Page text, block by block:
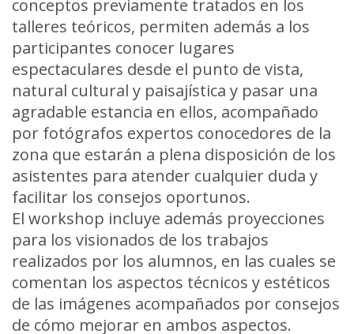
conceptos previamente tratados en los
talleres teóricos, permiten además a los
participantes conocer lugares
espectaculares desde el punto de vista,
natural cultural y paisajística y pasar una
agradable estancia en ellos, acompañado
por fotógrafos expertos conocedores de la
zona que estarán a plena disposición de los
asistentes para atender cualquier duda y
facilitar los consejos oportunos.
El workshop incluye además proyecciones
para los visionados de los trabajos
realizados por los alumnos, en las cuales se
comentan los aspectos técnicos y estéticos
de las imágenes acompañados por consejos
de cómo mejorar en ambos aspectos.